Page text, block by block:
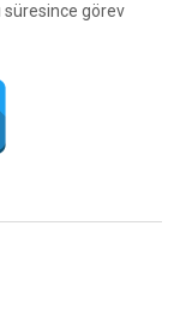
süresince görev